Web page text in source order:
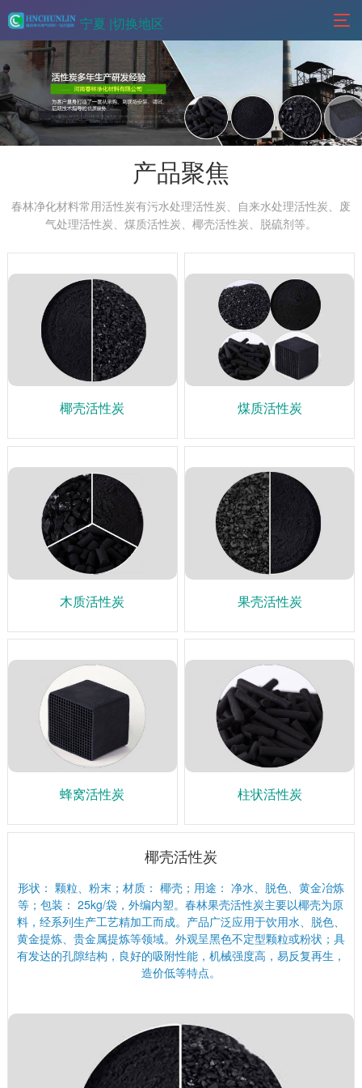
宁夏 |切换地区
产品聚焦
春林净化材料常用活性炭有污水处理活性炭、自来水处理活性炭、废
气处理活性炭、煤质活性炭、椰壳活性炭、脱硫剂等。
椰壳活性炭 煤质活性炭
木质活性炭 果壳活性炭
蜂窝活性炭 柱状活性炭
椰壳活性炭
形状： 颗粒、粉末；材质： 椰壳；用途： 净水、脱色、黄金冶炼
等；包装： 25kg/袋，外编内塑。春林果壳活性炭主要以椰壳为原
料，经系列生产工艺精加工而成。产品广泛应用于饮用水、脱色、
黄金提炼、贵金属提炼等领域。外观呈黑色不定型颗粒或粉状；具
有发达的孔隙结构，良好的吸附性能，机械强度高，易反复再生，
造价低等特点。